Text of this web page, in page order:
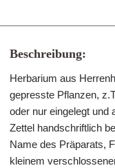
Beschreibung:
Herbarium aus
gepresste Pflanzen,
oder nur eingelegt und
Zettel handschriftlich
Name des Präparats,
kleinem